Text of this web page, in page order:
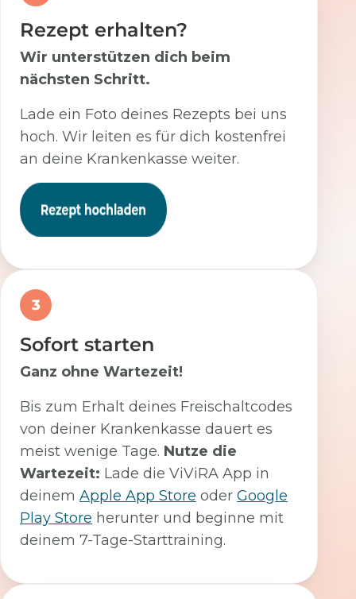
Rezept erhalten?
Wir unterstützen dich beim
nächsten Schritt.
Lade ein Foto deines Rezepts bei uns
hoch. Wir leiten es für dich kostenfrei
an deine Krankenkasse weiter.
3
Sofort starten
Ganz ohne Wartezeit!
Bis zum Erhalt deines Freischaltcodes
von deiner Krankenkasse dauert es
meist wenige Tage. Nutze die
Wartezeit: Lade die ViViRA App in
deinem Apple App Store oder Google
Play Store herunter und beginne mit
deinem 7-Tage-Starttraining.